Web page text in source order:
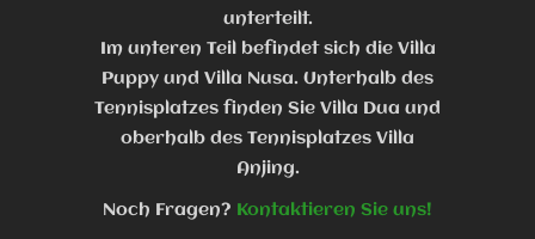
unterteilt.
Im unteren Teil befindet sich die Villa
Puppy und Villa Nusa. Unterhalb des
Tennisplatzes finden Sie Villa Dua und
oberhalb des Tennisplatzes Villa
Anjing.
Noch Fragen? Kontaktieren Sie uns!